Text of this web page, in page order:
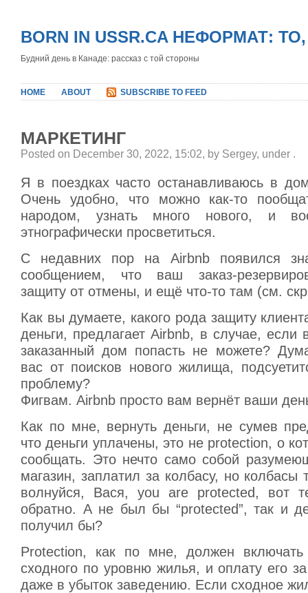
BORN IN USSR.CA НЕФОРМАТ:
Будний день в Канаде: рассказ с той стороны
HOME ABOUT SUBSCRIBE TO FEED
МАРКЕТИНГ
Posted on December 30, 2022, 15:02, by Sergey, under .
Я в поездках часто останавливаюсь в
Очень удобно, что можно как-то
народом, узнать много нового, и
этнографически просветиться.
С недавних пор на Airbnb появился
сообщением, что ваш заказ-
защиту от отмены, и ещё что-то там (см.
Как вы думаете, какого рода защиту
деньги, предлагает Airbnb, в случае,
заказанный дом попасть не можете?
вас от поисков нового жилища,
проблему?
Фигвам. Airbnb просто вам вернёт ваши
Как по мне, вернуть деньги, не сумев
что деньги уплачены, это не protection, о
сообщать. Это нечто само собой
магазин, заплатил за колбасу, но
волнуйся, Вася, you are protected, вот
обратно. А не был бы “protected”, так и
получил бы?
Protection, как по мне, должен включать
сходного по уровню жилья, и оплату его
даже в убыток заведению. Если сходное